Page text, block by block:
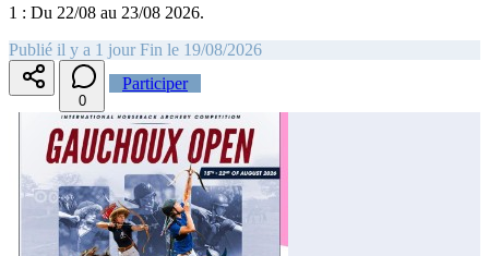
1 : Du 22/08 au 23/08 2026.
Publié il y a 1 jour Fin le 19/08/2026
0
Participer